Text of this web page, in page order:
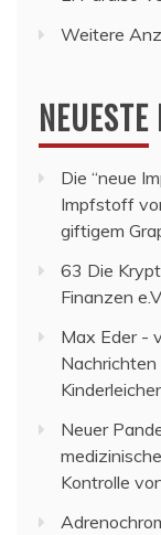
Weitere
Die “neue
Impfstoff
giftigem
63 Die
Finanzen e.V.
Max Eder -
Nachrichten
Neuer
Kontrolle